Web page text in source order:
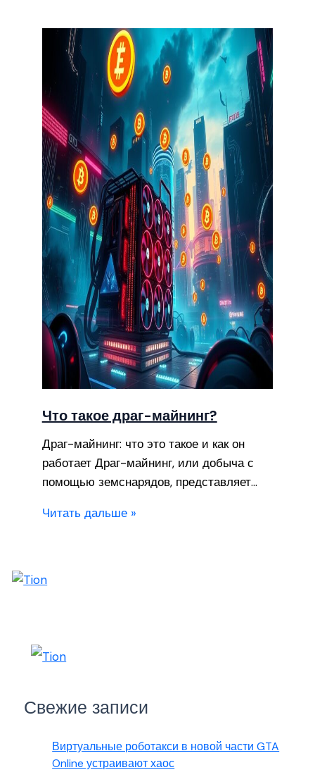
Что такое драг-майнинг?
Драг-майнинг: что это такое и как он
работает Драг-майнинг, или добыча с
помощью земснарядов, представляет…
Читать дальше »
Свежие записи
Виртуальные роботакси в новой части GTA
Online устраивают хаос